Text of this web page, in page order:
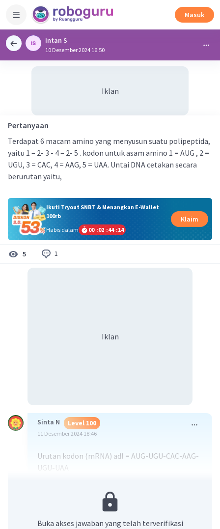
Masuk
Intan S
10 Desember 2024 16:50
Iklan
Pertanyaan
Terdapat 6 macam amino yang menyusun suatu polipeptida,
yaitu 1 – 2- 3 - 4 – 2- 5 . kodon untuk asam amino 1 = AUG , 2 =
UGU, 3 = CAC, 4 = AAG, 5 = UAA. Untai DNA cetakan secara
berurutan yaitu,
Ikuti Tryout SNBT & Menangkan E-Wallet
100rb
Habis dalam
00 :02 :44 :14
Klaim
5 1
Iklan
Sinta N Level 100
11 Desember 2024 18:46
Urutan kodon (mRNA) adl = AUG-UGU-CAC-AAG-
UGU-UAA
Buka akses jawaban yang telah terverifikasi